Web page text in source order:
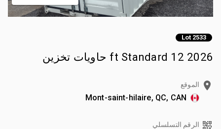
Lot 2533
2026 12 ft Standard حاويات تخزين
الموقع
Mont-saint-hilaire, QC, CAN
الرقم التسلسلي